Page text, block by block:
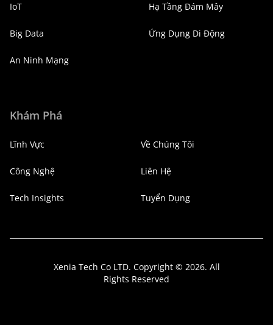
IoT
Big Data
An Ninh Mạng
Hạ Tầng Đám Mây
Ứng Dụng Di Động
Khám Phá
Lĩnh Vực
Công Nghệ
Tech Insights
Về Chúng Tôi
Liên Hệ
Tuyển Dụng
Xenia Tech Co LTD. Copyright © 2026. All
Rights Reserved